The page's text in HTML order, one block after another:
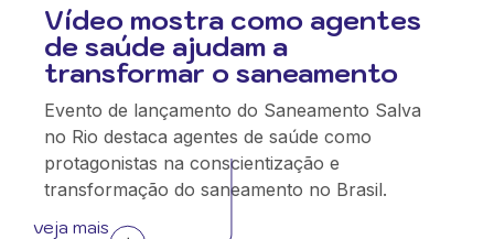
Vídeo mostra como agentes
de saúde ajudam a
transformar o saneamento
Evento de lançamento do Saneamento Salva
no Rio destaca agentes de saúde como
protagonistas na conscientização e
transformação do saneamento no Brasil.
veja mais